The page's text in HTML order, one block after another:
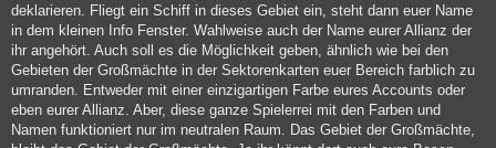
deklarieren. Fliegt ein Schiff in dieses Gebiet ein, steht dann euer Name
in dem kleinen Info Fenster. Wahlweise auch der Name eurer Allianz der
ihr angehört. Auch soll es die Möglichkeit geben, ähnlich wie bei den
Gebieten der Großmächte in der Sektorenkarten euer Bereich farblich zu
umranden. Entweder mit einer einzigartigen Farbe eures Accounts oder
eben eurer Allianz. Aber, diese ganze Spielerrei mit den Farben und
Namen funktioniert nur im neutralen Raum. Das Gebiet der Großmächte,